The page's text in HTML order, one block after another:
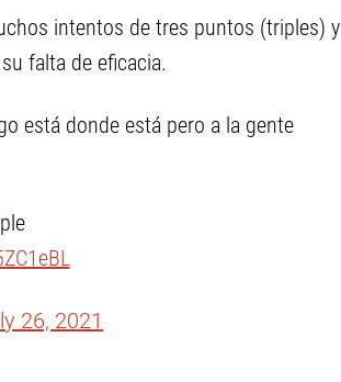
intentos de tres puntos (triples) y
falta de eficacia.
está donde está pero a la gente
26, 2021